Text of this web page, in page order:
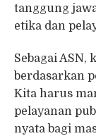
tanggung
etika dan
Sebagai ASN,
berdasarkan
Kita harus
pelayanan
nyata bagi